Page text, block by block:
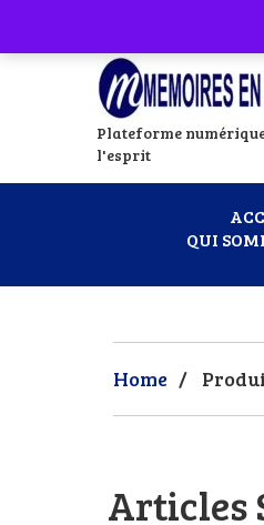
Abonnes
Plateforme
l'esprit
QUI
Home /
Articles